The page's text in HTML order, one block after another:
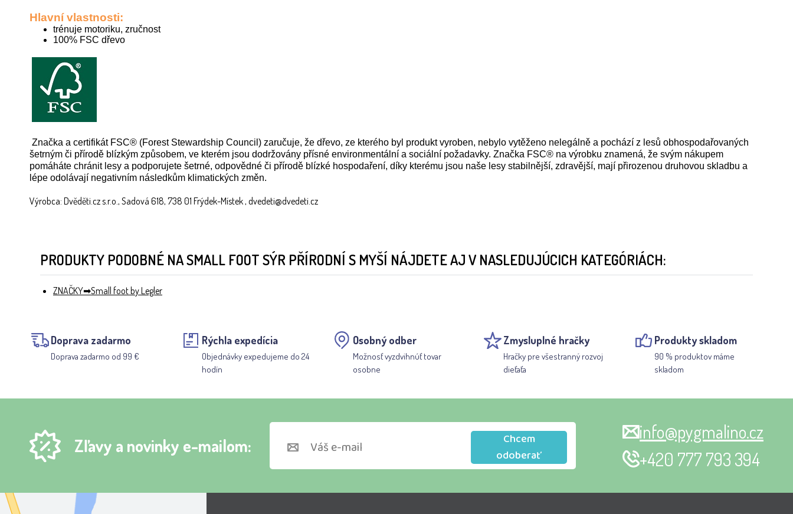
Hlavní vlastnosti:
trénuje motoriku, zručnost
100% FSC dřevo
Značka a certifikát FSC® (Forest Stewardship Council) zaručuje, že dřevo, ze kterého byl produkt vyroben, nebylo vytěženo nelegálně a pochází z lesů obhospodařovaných
šetrným či přírodě blízkým způsobem, ve kterém jsou dodržovány přísné environmentální a sociální požadavky. Značka FSC® na výrobku znamená, že svým nákupem
pomáháte chránit lesy a podporujete šetrné, odpovědné či přírodě blízké hospodaření, díky kterému jsou naše lesy stabilnější, zdravější, mají přirozenou druhovou skladbu a
lépe odolávají negativním následkům klimatických změn.
Výrobca: Dvěděti.cz s.r.o., Sadová 618, 738 01 Frýdek-Místek , dvedeti@dvedeti.cz
PRODUKTY PODOBNÉ NA SMALL FOOT SÝR PŘÍRODNÍ S MYŠÍ NÁJDETE AJ V NASLEDUJÚCICH KATEGÓRIÁCH:
ZNAČKY Small foot by Legler
Doprava zadarmo
Doprava zadarmo od 99 €
Rýchla expedícia
Objednávky expedujeme do 24
hodín
Osobný odber
Možnosť vyzdvihnúť tovar
osobne
Zmysluplné hračky
Hračky pre všestranný rozvoj
dieťaťa
Produkty skladom
90 % produktov máme
skladom
Zľavy a novinky e-mailom:
Chcem
odoberať
info@pygmalino.cz
+420 777 793 394